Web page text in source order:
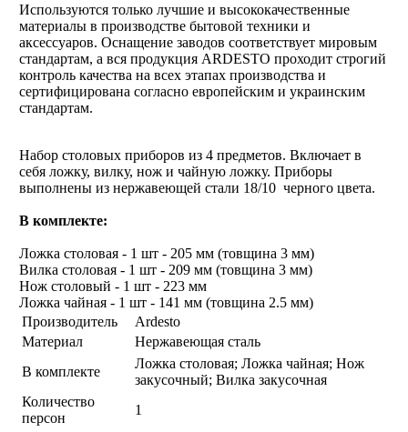
Используются только лучшие и высококачественные
материалы в производстве бытовой техники и
аксессуаров. Оснащение заводов соответствует мировым
стандартам, а вся продукция ARDESTO проходит строгий
контроль качества на всех этапах производства и
сертифицирована согласно европейским и украинским
стандартам.
Набор столовых приборов из 4 предметов. Включает в
себя ложку, вилку, нож и чайную ложку. Приборы
выполнены из нержавеющей стали 18/10 черного цвета.
В комплекте:
Ложка столовая - 1 шт - 205 мм (товщина 3 мм)
Вилка столовая - 1 шт - 209 мм (товщина 3 мм)
Нож столовый - 1 шт - 223 мм
Ложка чайная - 1 шт - 141 мм (товщина 2.5 мм)
Производитель
Ardesto
Материал
Нержавеющая сталь
В комплекте
Ложка столовая; Ложка чайная; Нож
закусочный; Вилка закусочная
Количество
персон
1